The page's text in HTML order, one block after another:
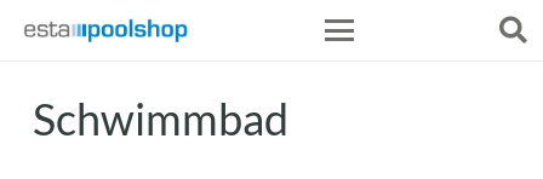
Schwimmbad